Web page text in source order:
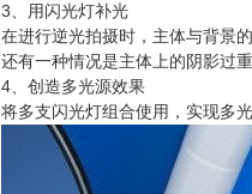
3、用闪光灯补光
在进行逆光拍摄时，主体与背景
还有一种情况是主体上的阴影过
4、创造多光源效果
将多支闪光灯组合使用，实现多